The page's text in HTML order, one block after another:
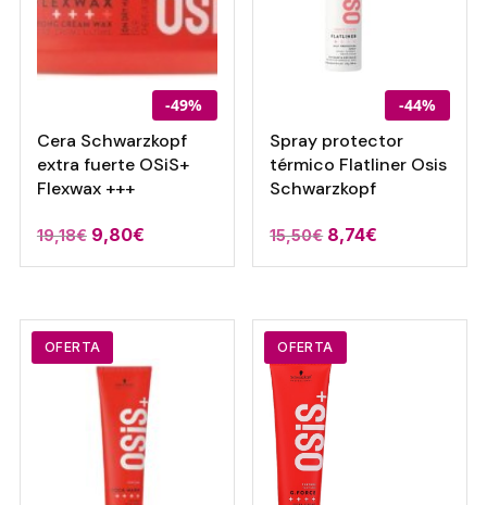
-49%
Cera Schwarzkopf
extra fuerte OSiS+
Flexwax +++
19,18€ El
precio
era:
19,18€.
9,80€El
precio
es:
-44%
Spray protector
térmico Flatliner Osis
Schwarzkopf
15,50€ El
precio
era:
15,50€.
8,74€
precio
es:
OFERTA OFERTA